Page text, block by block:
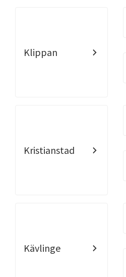
Klippan
Kristianstad
Kävlinge